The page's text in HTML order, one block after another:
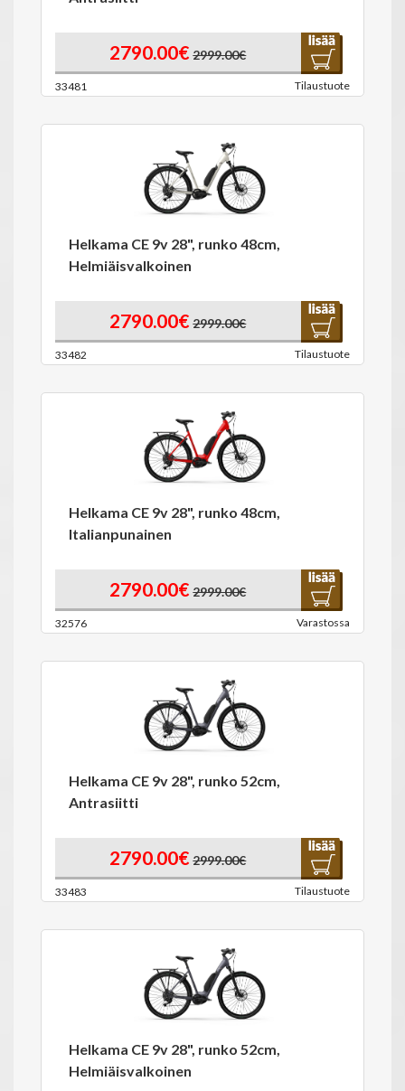
2790.00€ 2999.00€
33481 Tilaustuote
Helkama CE 9v 28", runko 48cm,
Helmiäisvalkoinen
2790.00€ 2999.00€
33482 Tilaustuote
Helkama CE 9v 28", runko 48cm,
Italianpunainen
2790.00€ 2999.00€
32576 Varastossa
Helkama CE 9v 28", runko 52cm,
Antrasiitti
2790.00€ 2999.00€
33483 Tilaustuote
Helkama CE 9v 28", runko 52cm,
Helmiäisvalkoinen